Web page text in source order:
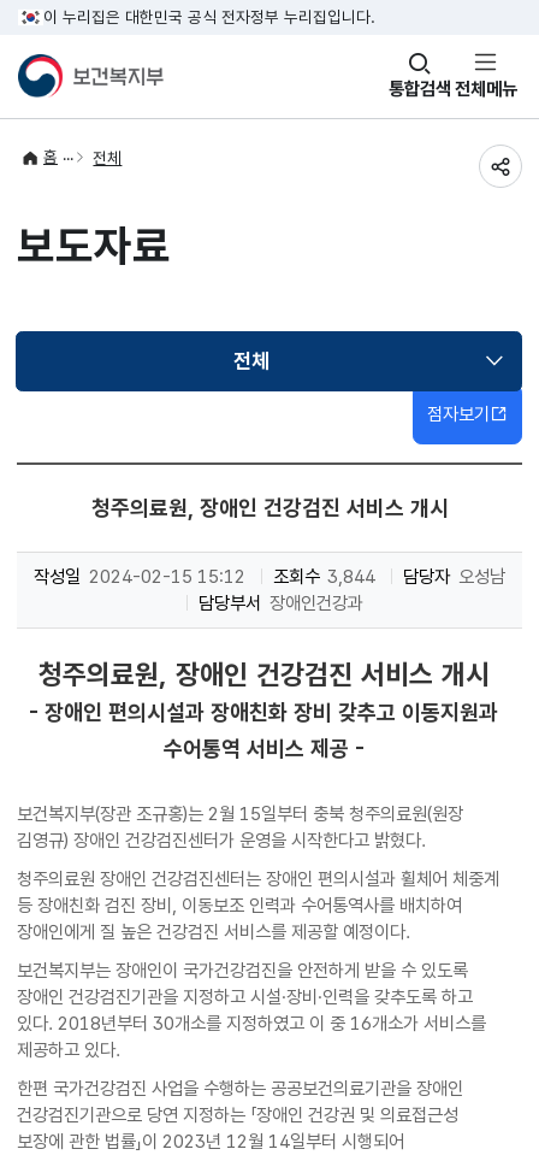
이 누리집은 대한민국 공식 전자정부 누리집입니다.
통합검색
창
열기 전체메뉴
홈 전체
보도자료
전체선택됨
점자보기
청주의료원, 장애인 건강검진 서비스 개시
작성일 2024-02-15 15:12 조회수 3,844 담당자 오성남
담당부서 장애인건강과
청주의료원, 장애인 건강검진 서비스 개시
- 장애인 편의시설과 장애친화 장비 갖추고 이동지원과
수어통역 서비스 제공 -
보건복지부(장관 조규홍)는 2월 15일부터 충북 청주의료원(원장
김영규) 장애인 건강검진센터가 운영을 시작한다고 밝혔다.
청주의료원 장애인 건강검진센터는 장애인 편의시설과 휠체어 체중계
등 장애친화 검진 장비, 이동보조 인력과 수어통역사를 배치하여
장애인에게 질 높은 건강검진 서비스를 제공할 예정이다.
보건복지부는 장애인이 국가건강검진을 안전하게 받을 수 있도록
장애인 건강검진기관을 지정하고 시설·장비·인력을 갖추도록 하고
있다. 2018년부터 30개소를 지정하였고 이 중 16개소가 서비스를
제공하고 있다.
한편 국가건강검진 사업을 수행하는 공공보건의료기관을 장애인
건강검진기관으로 당연 지정하는 「장애인 건강권 및 의료접근성
보장에 관한 법률」이 2023년 12월 14일부터 시행되어